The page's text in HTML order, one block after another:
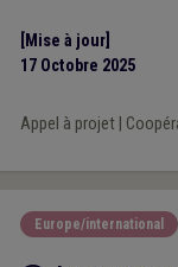
[Mise à jour]
17 Octobre 2025
Appel à projet|
Europe/international